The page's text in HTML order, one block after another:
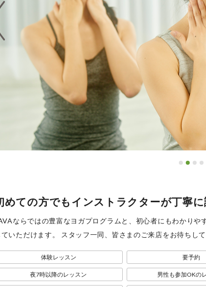
めての方でもインストラクターが丁寧
ならではの豊富なヨガプログラムと、初心者にもわかり
ていただけます。 スタッフ一同、皆さまのご来店をお待ちし
体験レッスン 要予約
夜7時以降のレッスン 男性も参加OKの